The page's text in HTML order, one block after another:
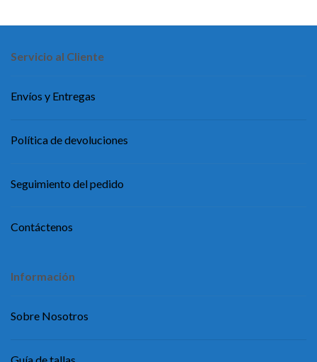
Servicio al Cliente
Envíos y Entregas
Política de devoluciones
Seguimiento del pedido
Contáctenos
Información
Sobre Nosotros